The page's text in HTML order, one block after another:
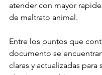
atender con mayor
de maltrato animal.
Entre los puntos que
documento se
claras y actualizadas para